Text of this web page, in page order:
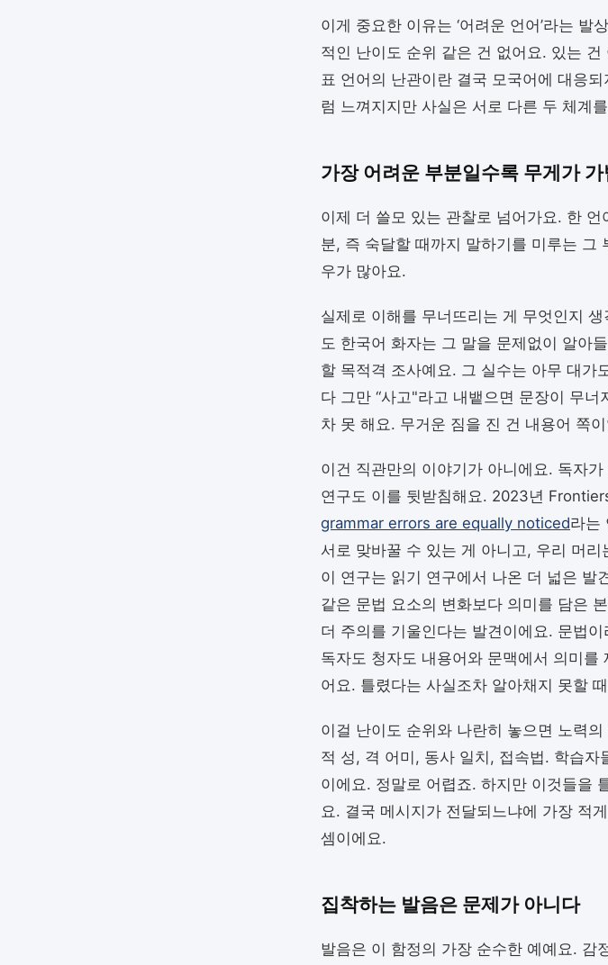
이게 중요한 이유는 ‘어려운 언어’라는
적인 난이도 순위 같은 건 없어요. 있는
표 언어의 난관이란 결국 모국어에 대응
럼 느껴지지만 사실은 서로 다른 두 체계
가장 어려운 부분일수록 무게가
이제 더 쓸모 있는 관찰로 넘어가요. 한
분, 즉 숙달할 때까지 말하기를 미루는 그
우가 많아요.
실제로 이해를 무너뜨리는 게 무엇인지
도 한국어 화자는 그 말을 문제없이 알아
할 목적격 조사예요. 그 실수는 아무 대가
다 그만 “사고"라고 내뱉으면 문장이 무
차 못 해요. 무거운 짐을 진 건 내용어 쪽
이건 직관만의 이야기가 아니에요. 독자
연구도 이를 뒷받침해요. 2023년
grammar errors are equally noticed라는
서로 맞바꿀 수 있는 게 아니고, 우리 머
이 연구는 읽기 연구에서 나온 더 넓은 발
같은 문법 요소의 변화보다 의미를 담은
더 주의를 기울인다는 발견이에요. 문법
독자도 청자도 내용어와 문맥에서 의미
어요. 틀렸다는 사실조차 알아채지 못할
이걸 난이도 순위와 나란히 놓으면 노력
적 성, 격 어미, 동사 일치, 접속법. 학습
이에요. 정말로 어렵죠. 하지만 이것들을
요. 결국 메시지가 전달되느냐에 가장 적
셈이에요.
집착하는 발음은 문제가 아니다
발음은 이 함정의 가장 순수한 예예요. 감